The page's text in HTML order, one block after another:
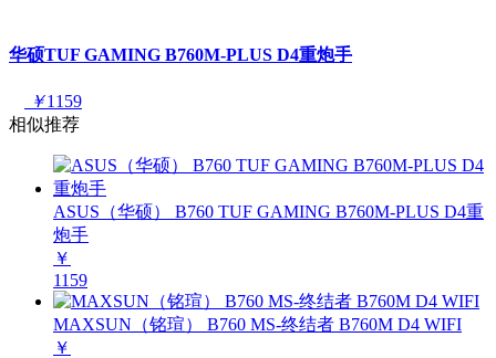
华硕TUF GAMING B760M-PLUS D4重炮手
￥1159
相似推荐
ASUS（华硕） B760 TUF GAMING B760M-PLUS D4重
炮手
￥
1159
MAXSUN（铭瑄） B760 MS-终结者 B760M D4 WIFI
￥